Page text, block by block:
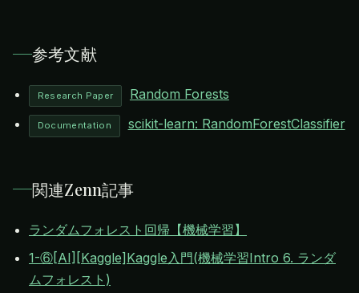
参考文献
Research Paper Random Forests
Documentation scikit-learn: RandomForestClassifier
関連Zenn記事
ランダムフォレスト回帰【機械学習】
1-⑥[AI][Kaggle]Kaggle入門(機械学習Intro 6. ランダ
ムフォレスト)